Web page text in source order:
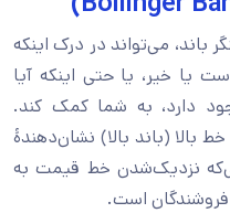
باند، می‌تواند در درک اینکه
یا خیر، یا حتی اینکه آیا
دارد، به شما کمک کند.
(باند بالا) نشان‌دهندۀ
نزدیک‌شدن خط قیمت به
فروشندگان است.